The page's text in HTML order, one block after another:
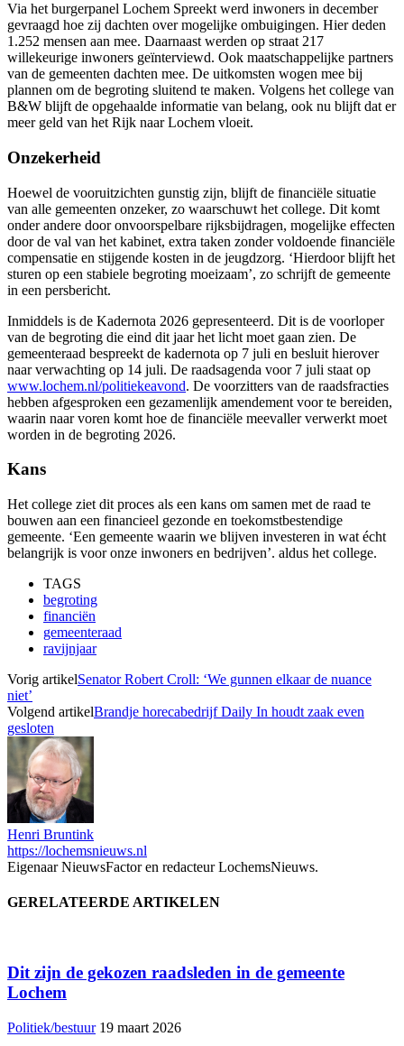
Via het burgerpanel Lochem Spreekt werd inwoners in december
gevraagd hoe zij dachten over mogelijke ombuigingen. Hier deden
1.252 mensen aan mee. Daarnaast werden op straat 217
willekeurige inwoners geïnterviewd. Ook maatschappelijke partners
van de gemeenten dachten mee. De uitkomsten wogen mee bij
plannen om de begroting sluitend te maken. Volgens het college van
B&W blijft de opgehaalde informatie van belang, ook nu blijft dat er
meer geld van het Rijk naar Lochem vloeit.
Onzekerheid
Hoewel de vooruitzichten gunstig zijn, blijft de financiële situatie
van alle gemeenten onzeker, zo waarschuwt het college. Dit komt
onder andere door onvoorspelbare rijksbijdragen, mogelijke effecten
door de val van het kabinet, extra taken zonder voldoende financiële
compensatie en stijgende kosten in de jeugdzorg. ‘Hierdoor blijft het
sturen op een stabiele begroting moeizaam’, zo schrijft de gemeente
in een persbericht.
Inmiddels is de Kadernota 2026 gepresenteerd. Dit is de voorloper
van de begroting die eind dit jaar het licht moet gaan zien. De
gemeenteraad bespreekt de kadernota op 7 juli en besluit hierover
naar verwachting op 14 juli. De raadsagenda voor 7 juli staat op
www.lochem.nl/politiekeavond. De voorzitters van de raadsfracties
hebben afgesproken een gezamenlijk amendement voor te bereiden,
waarin naar voren komt hoe de financiële meevaller verwerkt moet
worden in de begroting 2026.
Kans
Het college ziet dit proces als een kans om samen met de raad te
bouwen aan een financieel gezonde en toekomstbestendige
gemeente. ‘Een gemeente waarin we blijven investeren in wat écht
belangrijk is voor onze inwoners en bedrijven’. aldus het college.
TAGS
begroting
financiën
gemeenteraad
ravijnjaar
Vorig artikelSenator Robert Croll: ‘We gunnen elkaar de nuance
niet’
Volgend artikelBrandje horecabedrijf Daily In houdt zaak even
gesloten
Henri Bruntink
https://lochemsnieuws.nl
Eigenaar NieuwsFactor en redacteur LochemsNieuws.
GERELATEERDE ARTIKELEN
Dit zijn de gekozen raadsleden in de gemeente
Lochem
Politiek/bestuur 19 maart 2026